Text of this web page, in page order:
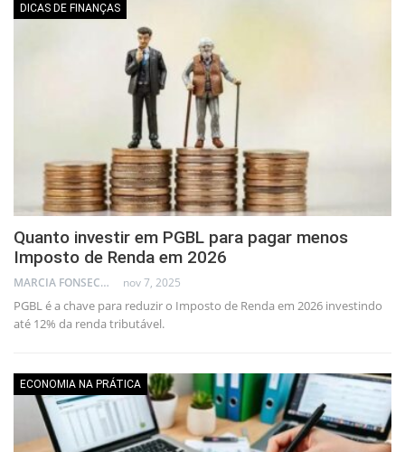
DICAS DE FINANÇAS
Quanto investir em PGBL para pagar menos
Imposto de Renda em 2026
MARCIA FONSECA - FINANCIAL CONSULTANT nov 7, 2025
PGBL é a chave para reduzir o Imposto de Renda em 2026 investindo
até 12% da renda tributável.
ECONOMIA NA PRÁTICA